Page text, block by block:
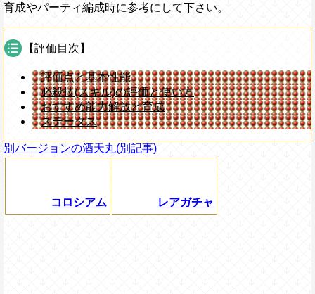
育成やパーティ編成時に参考にして下さい。
【評価目次】
評価点と基本性能
必殺技(スキル)の評価と使い方
おすすめ能力解放と育成
ステータス
別バージョンの酒天丸(別記事)
コロシアム レアガチャ